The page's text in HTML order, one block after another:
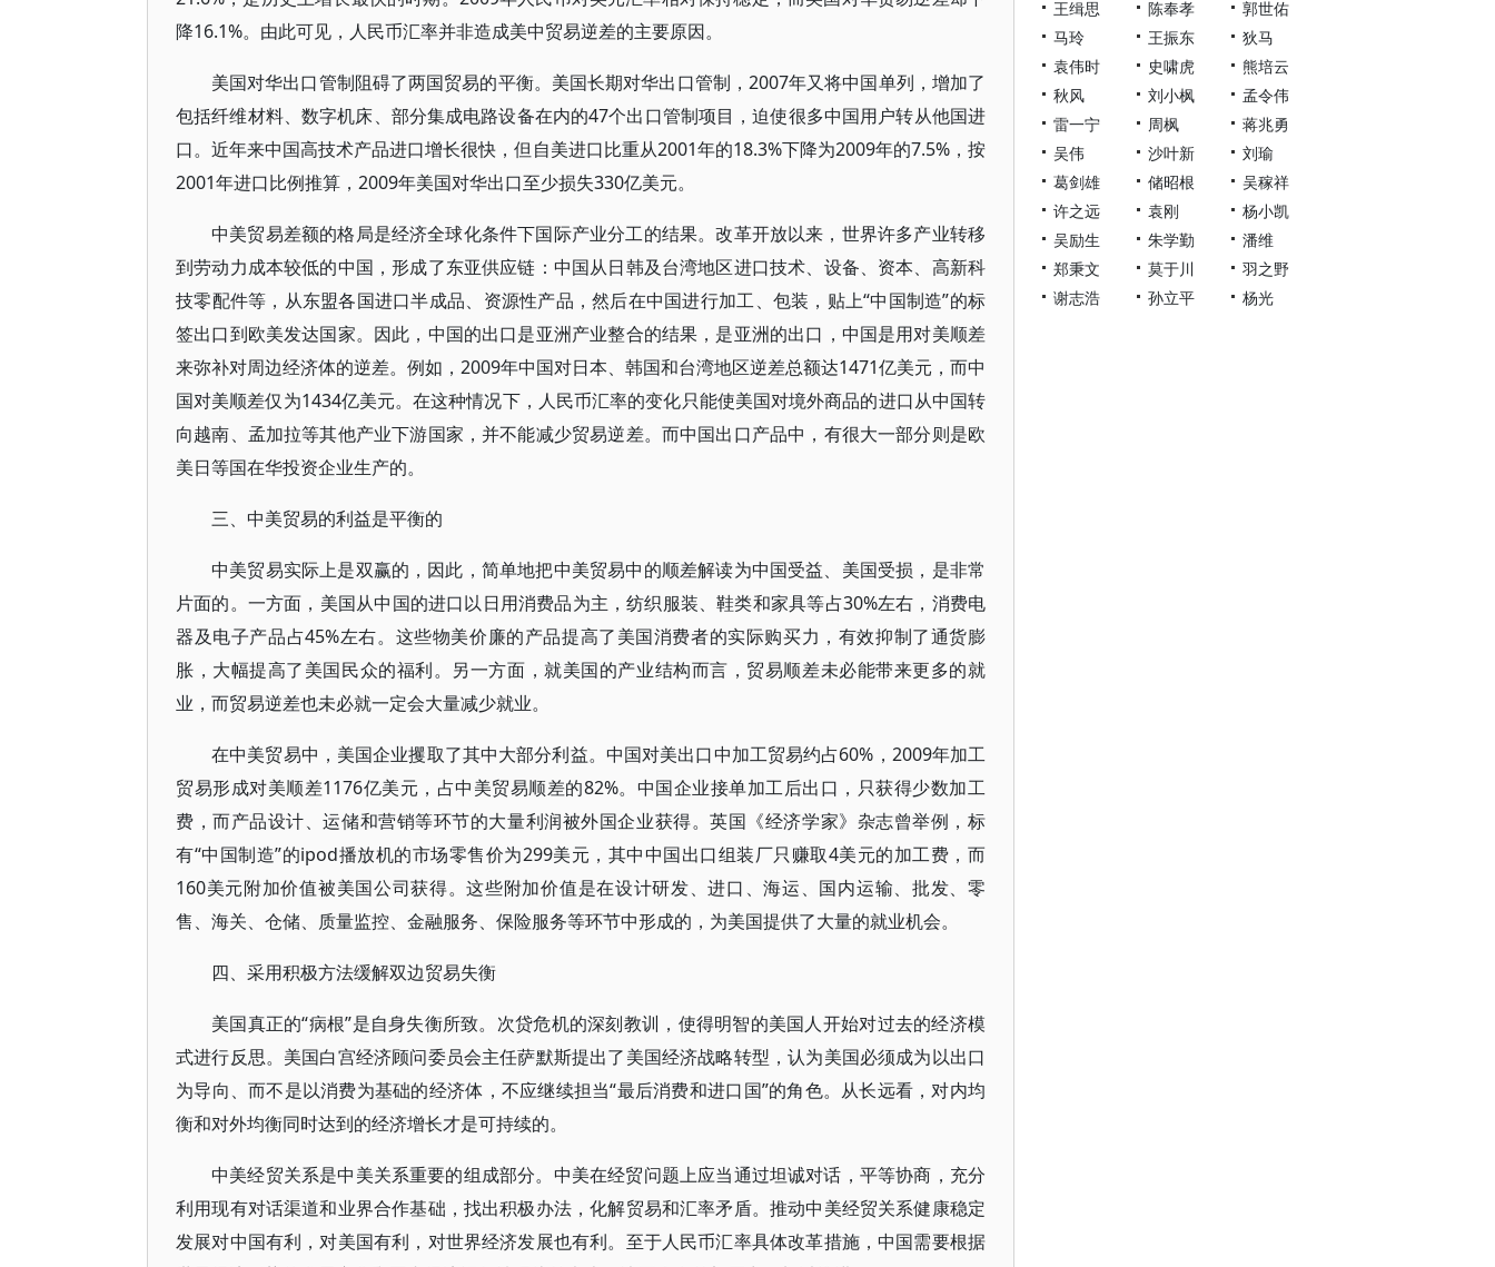
降16.1%。由此可见，人民币汇率并非造成美中贸易逆差的主要原因。
美国对华出口管制阻碍了两国贸易的平衡。美国长期对华出口管制，2007年又将中国单列，增加了
包括纤维材料、数字机床、部分集成电路设备在内的47个出口管制项目，迫使很多中国用户转从他国进
口。近年来中国高技术产品进口增长很快，但自美进口比重从2001年的18.3%下降为2009年的7.5%，按
2001年进口比例推算，2009年美国对华出口至少损失330亿美元。
中美贸易差额的格局是经济全球化条件下国际产业分工的结果。改革开放以来，世界许多产业转移
到劳动力成本较低的中国，形成了东亚供应链：中国从日韩及台湾地区进口技术、设备、资本、高新科
技零配件等，从东盟各国进口半成品、资源性产品，然后在中国进行加工、包装，贴上“中国制造”的标
签出口到欧美发达国家。因此，中国的出口是亚洲产业整合的结果，是亚洲的出口，中国是用对美顺差
来弥补对周边经济体的逆差。例如，2009年中国对日本、韩国和台湾地区逆差总额达1471亿美元，而中
国对美顺差仅为1434亿美元。在这种情况下，人民币汇率的变化只能使美国对境外商品的进口从中国转
向越南、孟加拉等其他产业下游国家，并不能减少贸易逆差。而中国出口产品中，有很大一部分则是欧
美日等国在华投资企业生产的。
三、中美贸易的利益是平衡的
中美贸易实际上是双赢的，因此，简单地把中美贸易中的顺差解读为中国受益、美国受损，是非常
片面的。一方面，美国从中国的进口以日用消费品为主，纺织服装、鞋类和家具等占30%左右，消费电
器及电子产品占45%左右。这些物美价廉的产品提高了美国消费者的实际购买力，有效抑制了通货膨
胀，大幅提高了美国民众的福利。另一方面，就美国的产业结构而言，贸易顺差未必能带来更多的就
业，而贸易逆差也未必就一定会大量减少就业。
在中美贸易中，美国企业攫取了其中大部分利益。中国对美出口中加工贸易约占60%，2009年加工
贸易形成对美顺差1176亿美元，占中美贸易顺差的82%。中国企业接单加工后出口，只获得少数加工
费，而产品设计、运储和营销等环节的大量利润被外国企业获得。英国《经济学家》杂志曾举例，标
有“中国制造”的ipod播放机的市场零售价为299美元，其中中国出口组装厂只赚取4美元的加工费，而
160美元附加价值被美国公司获得。这些附加价值是在设计研发、进口、海运、国内运输、批发、零
售、海关、仓储、质量监控、金融服务、保险服务等环节中形成的，为美国提供了大量的就业机会。
四、采用积极方法缓解双边贸易失衡
美国真正的“病根”是自身失衡所致。次贷危机的深刻教训，使得明智的美国人开始对过去的经济模
式进行反思。美国白宫经济顾问委员会主任萨默斯提出了美国经济战略转型，认为美国必须成为以出口
为导向、而不是以消费为基础的经济体，不应继续担当“最后消费和进口国”的角色。从长远看，对内均
衡和对外均衡同时达到的经济增长才是可持续的。
中美经贸关系是中美关系重要的组成部分。中美在经贸问题上应当通过坦诚对话，平等协商，充分
利用现有对话渠道和业界合作基础，找出积极办法，化解贸易和汇率矛盾。推动中美经贸关系健康稳定
发展对中国有利，对美国有利，对世界经济发展也有利。至于人民币汇率具体改革措施，中国需要根据
王缉思 陈奉孝
郭世佑
马玲
王振东
狄马
袁伟时
史啸虎
熊培云
秋风
刘小枫
孟令伟
雷一宁
周枫
蒋兆勇
吴伟
沙叶新
刘瑜
葛剑雄
储昭根
吴稼祥
许之远
袁刚
杨小凯
吴励生
朱学勤
潘维
郑秉文
莫于川
羽之野
谢志浩
孙立平 杨光